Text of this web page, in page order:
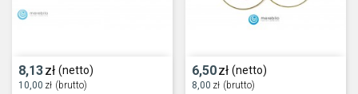
8,13zł (netto)
10,00 zł (brutto)
6,50zł (netto)
8,00 zł (brutto)